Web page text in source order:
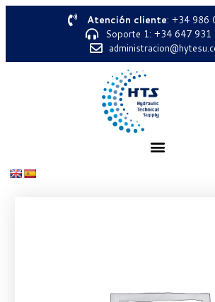
Atención cliente: +34 986
Soporte 1: +34 647 931